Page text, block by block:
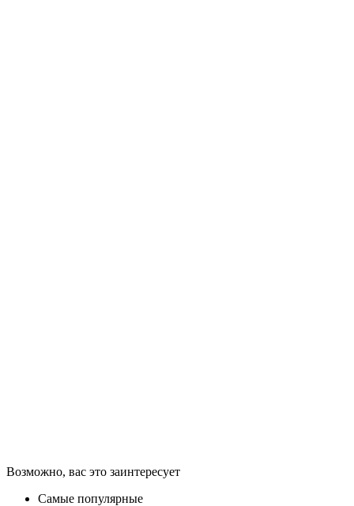
Возможно, вас это заинтересует
Самые популярные